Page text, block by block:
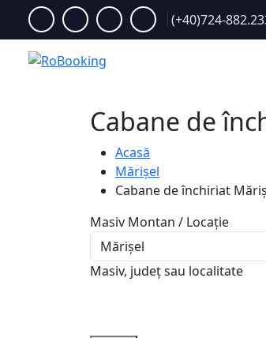
(+40)724-
Cabane de
Acasă
Mărișel
Cabane de închiriat
Masiv Montan / Locație
Masiv, județ sau localitate